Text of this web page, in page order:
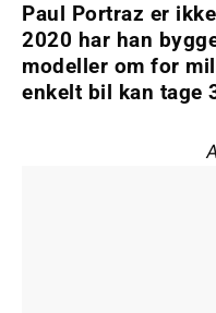
Paul Portraz er
2020 har han
modeller om for
enkelt bil kan tage